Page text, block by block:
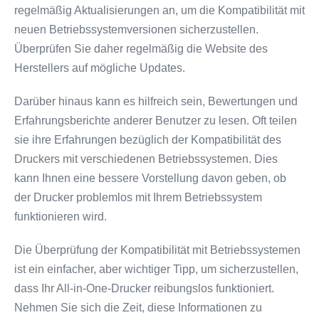
regelmäßig Aktualisierungen an, um die Kompatibilität mit
neuen Betriebssystemversionen sicherzustellen.
Überprüfen Sie daher regelmäßig die Website des
Herstellers auf mögliche Updates.
Darüber hinaus kann es hilfreich sein, Bewertungen und
Erfahrungsberichte anderer Benutzer zu lesen. Oft teilen
sie ihre Erfahrungen bezüglich der Kompatibilität des
Druckers mit verschiedenen Betriebssystemen. Dies
kann Ihnen eine bessere Vorstellung davon geben, ob
der Drucker problemlos mit Ihrem Betriebssystem
funktionieren wird.
Die Überprüfung der Kompatibilität mit Betriebssystemen
ist ein einfacher, aber wichtiger Tipp, um sicherzustellen,
dass Ihr All-in-One-Drucker reibungslos funktioniert.
Nehmen Sie sich die Zeit, diese Informationen zu